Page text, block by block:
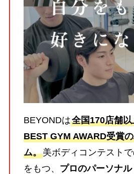
BEYONDは全国170店舗以
BEST GYM AWARD受賞
ム。美ボディコンテスト
をもつ、 プロのパーソナ